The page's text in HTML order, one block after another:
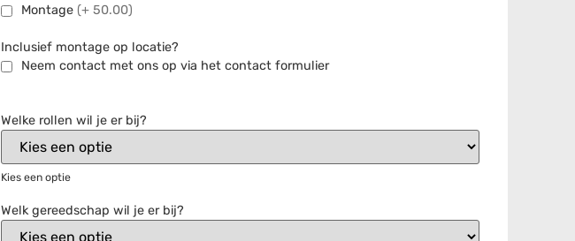
Montage (+ 50.00)
Inclusief montage op locatie?
Neem contact met ons op via het contact formulier
Welke rollen wil je er bij?
Kies een optie
Welk gereedschap wil je er bij?